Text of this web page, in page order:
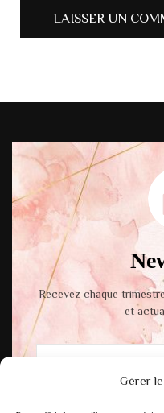
Gérer
Recevez chaque
et